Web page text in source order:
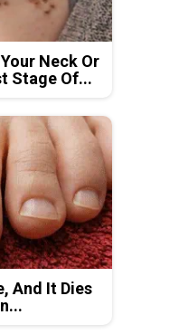
Neck Or
Stage Of...
And It Dies